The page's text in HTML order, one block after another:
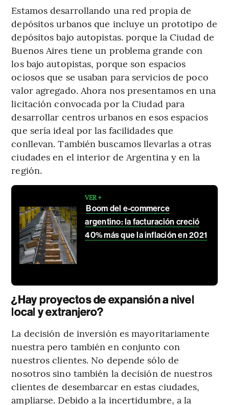
Estamos desarrollando una red propia de
depósitos urbanos que incluye un prototipo de
depósitos bajo autopistas. porque la Ciudad de
Buenos Aires tiene un problema grande con
los bajo autopistas, porque son espacios
ociosos que se usaban para servicios de poco
valor agregado. Ahora nos presentamos en una
licitación convocada por la Ciudad para
desarrollar centros urbanos en esos espacios
que sería ideal por las facilidades que
conllevan. También buscamos llevarlas a otras
ciudades en el interior de Argentina y en la
región.
VER +
Boom del e-commerce
argentino: la facturación creció
40% más que la inflación en 2021
¿Hay proyectos de expansión a nivel
local y extranjero?
La decisión de inversión es mayoritariamente
nuestra pero también en conjunto con
nuestros clientes. No depende sólo de
nosotros sino también la decisión de nuestros
clientes de desembarcar en estas ciudades,
ampliarse. Debido a la incertidumbre, a la